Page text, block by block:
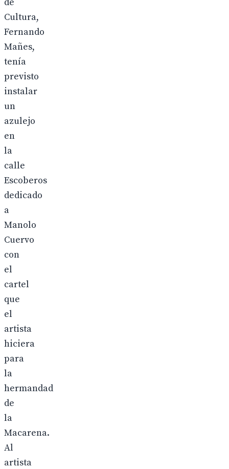
Cultura,
Fernando
Mañes,
tenía
previsto
instalar
un
azulejo
en
la
calle
Escoberos
dedicado
a
Manolo
Cuervo
con
el
cartel
que
el
artista
hiciera
para
la
hermandad
de
la
Macarena.
Al
artista